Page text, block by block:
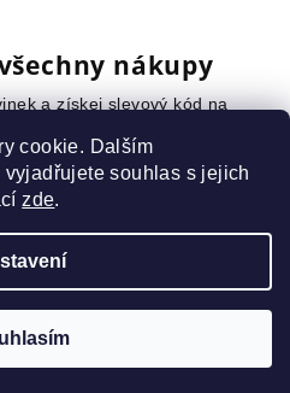
cookie. Dalším
souhlas s jejich
zde.
nákupy
a získej slevový kód na
slevu
se můžeš kdykoliv.